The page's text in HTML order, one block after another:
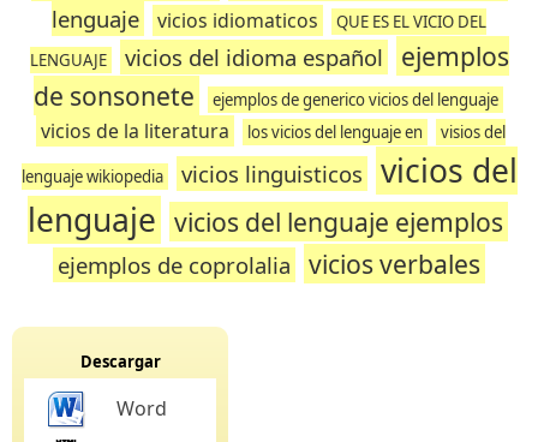
lenguaje
vicios idiomaticos
QUE ES EL VICIO DEL
LENGUAJE
vicios del idioma español
ejemplos
de sonsonete
ejemplos de generico vicios del lenguaje
vicios de la literatura los vicios del lenguaje en visios del
lenguaje wikiopedia vicios linguisticos
vicios del
lenguaje vicios del lenguaje ejemplos
ejemplos de coprolalia vicios verbales
Descargar
Word